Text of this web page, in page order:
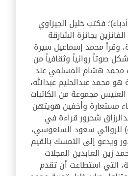
فكتب خليل الجيزاوي
بجائزة الشارقة
وقرأ محمد إسماعيل سيرة
صوتاً روائياً وثقافياً من
محمد هشام المسلمي عند
هو محمد عبدالحليم عبدالله،
مجموعة من الكاتبات
مستعارة وأخفين هويتهن
شحرور قراءة في
للروائي سعود السنعوسي،
ويدعو إلى التمسك بالقيم
زين العابدين المجلات
التي استطاعت أن تقدم